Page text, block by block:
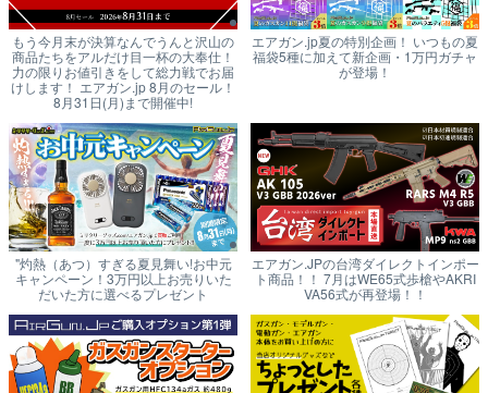
もう今月末が決算なんでうんと沢山の
商品たちをアルだけ目一杯の大奉仕！
力の限りお値引きをして総力戦でお届
けします！ エアガン.jp 8月のセール！
8月31日(月)まで開催中!
エアガン.jp夏の特別企画！ いつもの夏
福袋5種に加えて新企画・1万円ガチャ
が登場！
"灼熱（あつ）すぎる夏見舞い!お中元
キャンペーン！3万円以上お売りいた
だいた方に選べるプレゼント
エアガン.JPの台湾ダイレクトインポー
ト商品！！ 7月はWE65式歩槍やAKRI
VA56式が再登場！！